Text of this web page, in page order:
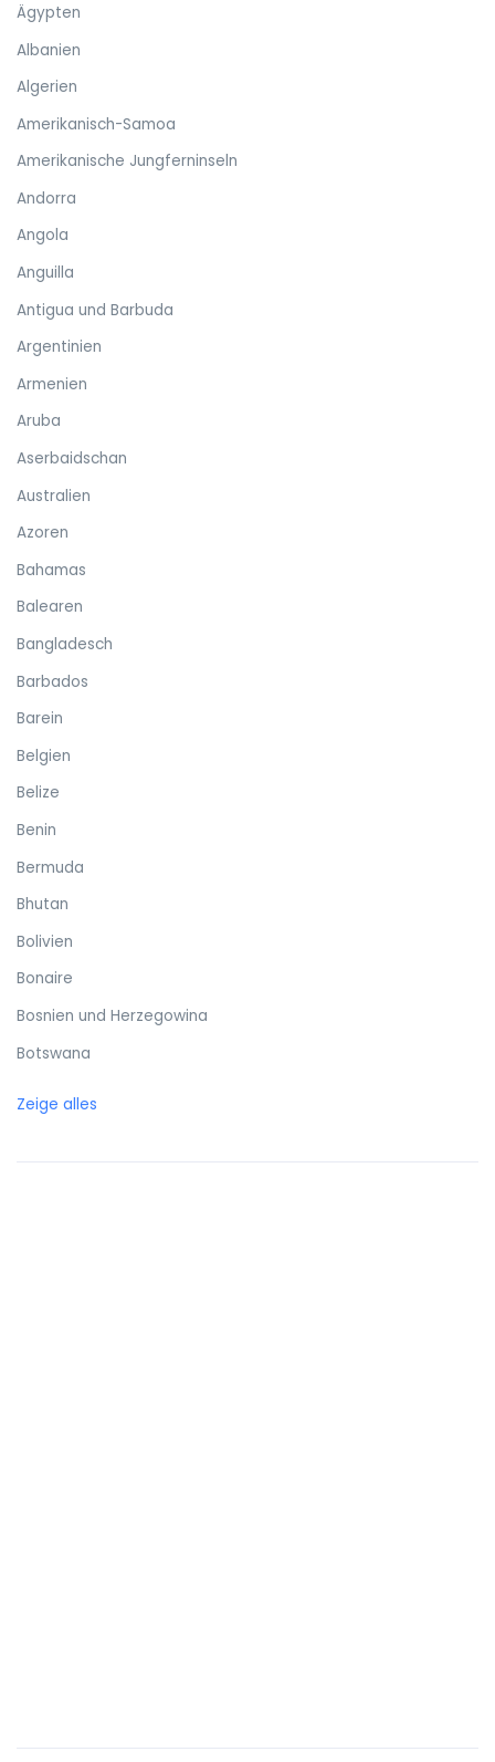
Ägypten
Albanien
Algerien
Amerikanisch-Samoa
Amerikanische Jungferninseln
Andorra
Angola
Anguilla
Antigua und Barbuda
Argentinien
Armenien
Aruba
Aserbaidschan
Australien
Azoren
Bahamas
Balearen
Bangladesch
Barbados
Barein
Belgien
Belize
Benin
Bermuda
Bhutan
Bolivien
Bonaire
Bosnien und Herzegowina
Botswana
Brunei
Zeige alles